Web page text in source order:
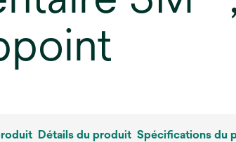
Détails du produit Spécifications du